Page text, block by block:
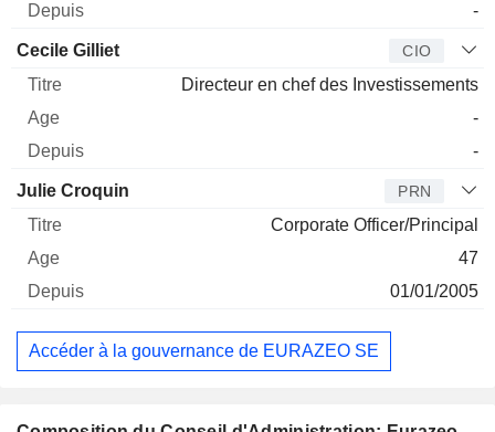
-
Cecile Gilliet CIO
Directeur en chef des Investissements
-
-
Julie Croquin PRN
Corporate Officer/Principal
47
01/01/2005
Accéder à la gouvernance de EURAZEO SE